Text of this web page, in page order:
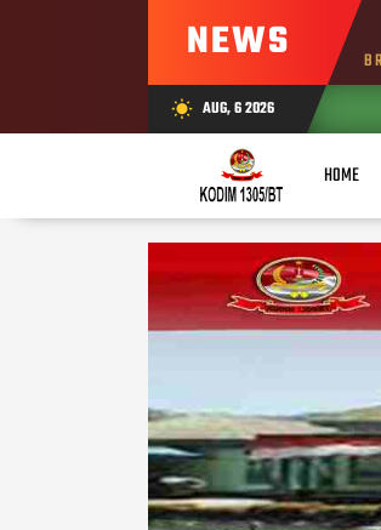
NEWS
wb_sunny AUG, 6 2026
HOME